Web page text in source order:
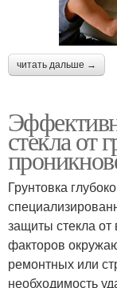
читать дальше →
стекла от
Грунтовка
защиты стекла от
факторов
ремонтных или
необходимость